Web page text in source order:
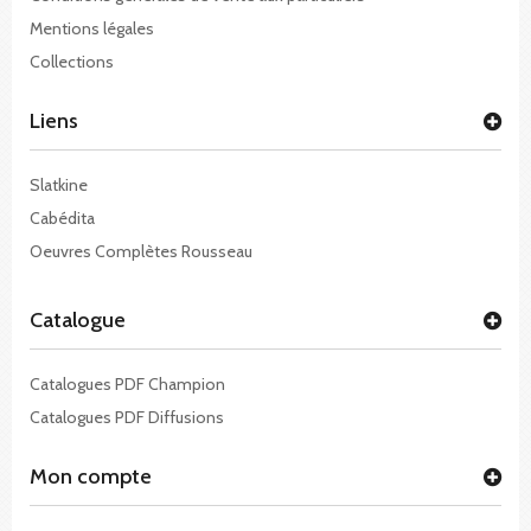
Mentions légales
Collections
Liens
Slatkine
Cabédita
Oeuvres Complètes Rousseau
Catalogue
Catalogues PDF Champion
Catalogues PDF Diffusions
Mon compte